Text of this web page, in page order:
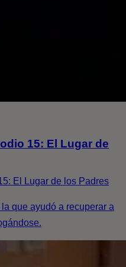
15: El Lugar de
El Lugar de los Padres
que ayudó a recuperar a